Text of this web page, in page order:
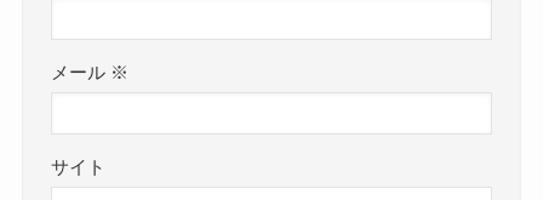
メール ※
サイト